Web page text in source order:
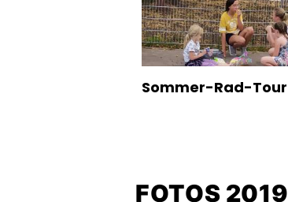
Sommer-Rad-Tour
FOTOS 2019